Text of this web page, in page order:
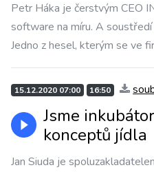
Petr Háka je čerstvým CEO
software na míru. A
Jedno z hesel, kterým se ve
15.12.2020 07:00 16:50
Jsme
konceptů jídla
Jan Siuda je